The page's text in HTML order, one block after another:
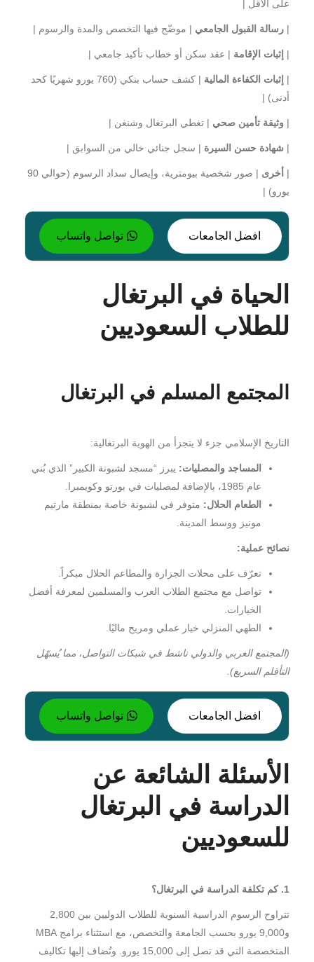
على الأقل |
| رسالة القبول الجامعي | موضّح فيها التخصص والمدة والرسوم |
| إثبات الإقامة | عقد سكن أو خطاب تأكيد جامعي |
| إثبات الكفاءة المالية
| كشف حساب بنكي (760 يورو شهريًا كحد
أدنى) |
| وثيقة تأمين صحي | تغطي البرتغال وشنغن |
| شهادة حسن السيرة | سجل جنائي خالي من السوابق |
| أخرى
| صور شخصية بيومترية، وإيصال سداد الرسوم (حوالي 90
يورو) |
افضل الجامعات تواصل واتساب
الحياة في البرتغال
للطلاب السعوديين
المجتمع المسلم في البرتغال
التاريخ الإسلامي جزء لا يتجزأ من الهوية البرتغالية:
المساجد والمصليات: يبرز “مسجد لشبونة الكبير” الذي بُني
عام 1985، بالإضافة لمصليات في بورتو وكويمبرا.
الطعام الحلال: متوفر في لشبونة خاصة بمنطقة مارتيم
مونيز ووسط المدينة.
نصائح عملية:
تعرّف على محلات الجزارة والمطاعم الحلال مبكراً.
تواصل مع مجتمع الطلاب العرب والمسلمين لمعرفة أفضل
الخيارات.
الطهي المنزلي خيار عملي ومريح ماليًا.
(المجتمع العربي والدولي ناشط في شبكات التواصل، مما يُسهّل
التأقلم السريع).
افضل الجامعات تواصل واتساب
الأسئلة الشائعة عن
الدراسة في البرتغال
للسعوديين
1. كم تكلفة الدراسة في البرتغال؟
تتراوح الرسوم الدراسية السنوية للطلاب الدوليين بين 2,800
و9,000 يورو بحسب الجامعة والتخصص، مع استثناء برامج MBA
المتخصصة التي قد تصل إلى 15,000 يورو. وتُضاف إليها تكاليف